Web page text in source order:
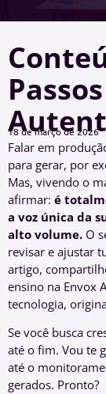
18 de março de 2026
Falar em
para gerar, por
Mas, vivendo o
afirmar: é
a voz única da
alto volume. O
revisar e ajustar
artigo,
ensino na Envox
tecnologia,
Se você busca
até o fim. Vou te
até o
gerados. Pronto?